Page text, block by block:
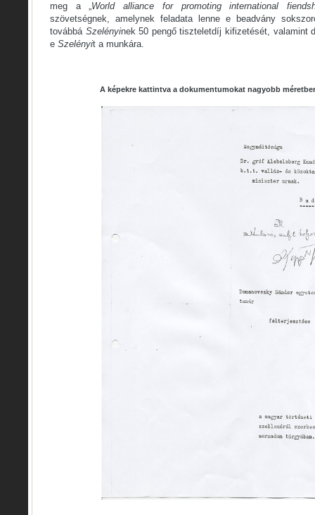
meg a „World alliance for promoting international
szövetségnek, amelynek feladata lenne e beadvány
továbbá Szelényinek 50 pengő tiszteletdíj kifizetését, valamint
e Szelényit a munkára.
A képekre kattintva a dokumentumokat nagyobb